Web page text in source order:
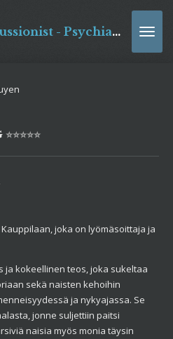
Pauliina - Percussionist - Psychiatrist = Px3Kauppila
⭐⭐⭐⭐⭐
joka on lyömäsoittaja ja
ja kokeellinen teos, joka sukeltaa
sekä naisten kehoihin
ja nykyajassa. Se
jonne suljettiin paitsi
naisia myös monia täysin